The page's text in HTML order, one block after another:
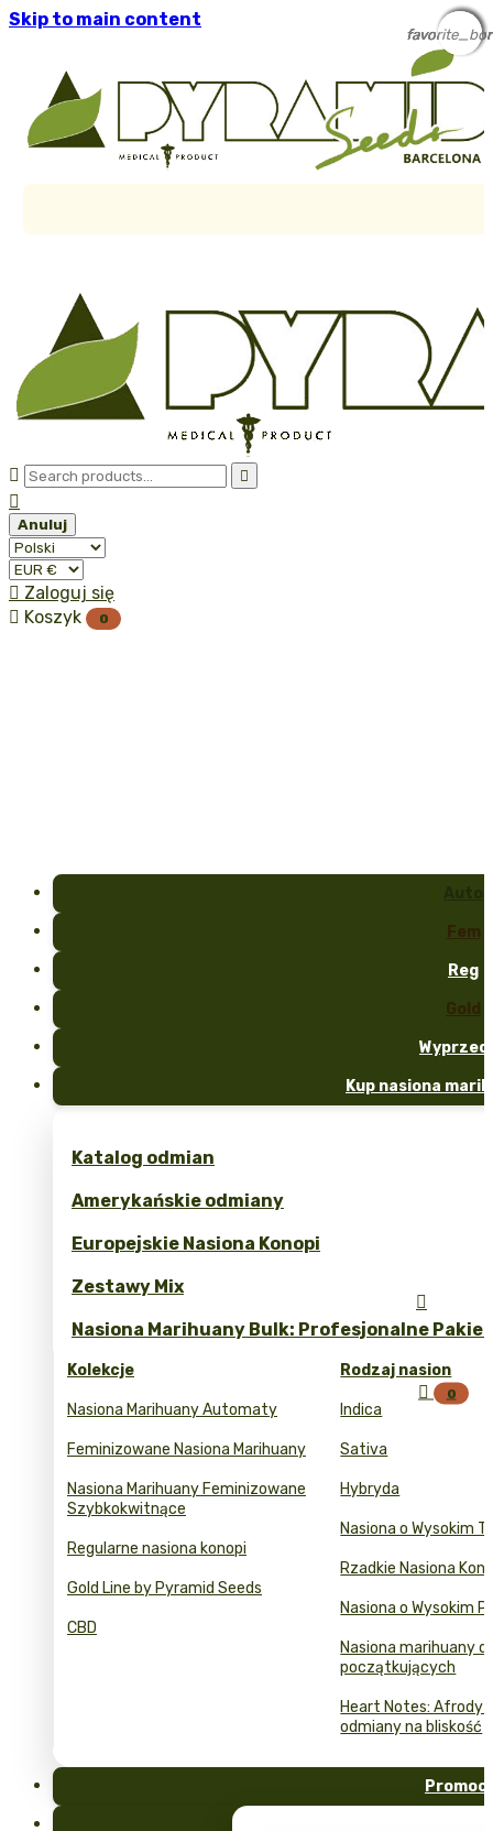
Skip to main content
 

Anuluj
 Zaloguj się
 Koszyk 0
Fem
Reg
Gold
Kup nasiona
Katalog odmian
Amerykańskie odmiany
Europejskie Nasiona Konopi
Zestawy Mix
Nasiona Marihuany Bulk: Profesjonalne
Kolekcje
Nasiona Marihuany Automaty
Feminizowane Nasiona Marihuany
Nasiona Marihuany Feminizowane
Szybkokwitnące
Regularne nasiona konopi
Gold Line by Pyramid Seeds
CBD
Rodzaj nasion
Indica
Sativa
Hybryda
Nasiona o Wysokim
Rzadkie Nasiona
Nasiona o Wysokim
Nasiona marihuany
początkujących
Heart Notes:
odmiany na bliskość

 0